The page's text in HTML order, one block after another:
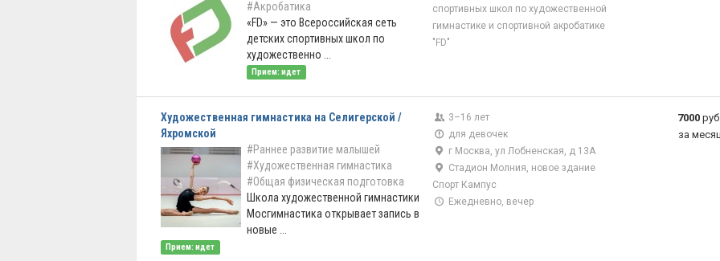
#Акробатика
«FD» — это Всероссийская сеть
детских спортивных школ по
художественно ...
Прием: идет
спортивных школ по художественной
гимнастике и спортивной акробатике
"FD"
Художественная гимнастика на Селигерской /
Яхромской
#Раннее развитие малышей
#Художественная гимнастика
#Общая физическая подготовка
Школа художественной гимнастики
Мосгимнастика открывает запись в
новые ...
Прием: идет
3–16 лет
для девочек
г Москва, ул Лобненская, д 13А
Стадион Молния, новое здание
Спорт Кампус
Ежедневно, вечер
7000
за